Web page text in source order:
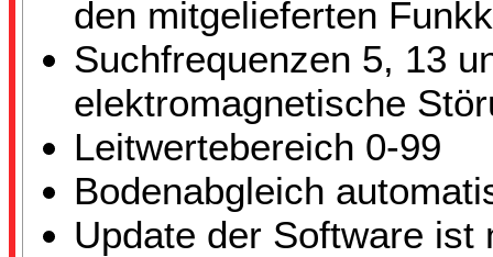
den mitgelieferten
Suchfrequenzen 5, 13
elektromagnetische
Leitwertebereich 0-99
Bodenabgleich
Update der Software ist